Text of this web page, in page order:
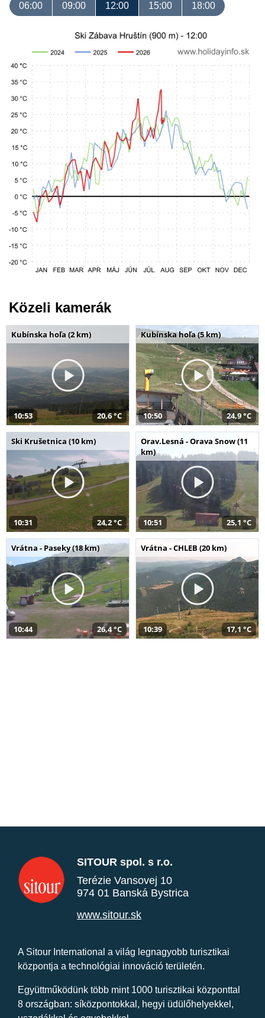
06:00 09:00 12:00 15:00 18:00
Közeli kamerák
Kubínska hoľa (2 km)
10:53 20,6 °C
Kubínska hoľa (5 km)
10:50 24,9 °C
Ski Krušetnica (10 km)
10:31 24,2 °C
Orav.Lesná - Orava Snow (11
km)
10:51 25,1 °C
Vrátna - Paseky (18 km)
10:44 26,4 °C
Vrátna - CHLEB (20 km)
10:39 17,1 °C
SITOUR spol. s r.o.
Terézie Vansovej 10
974 01 Banská Bystrica
www.sitour.sk
A Sitour International a világ legnagyobb turisztikai
központja a technológiai innováció területén.
Együttműködünk több mint 1000 turisztikai központtal
8 országban: síközpontokkal, hegyi üdülőhelyekkel,